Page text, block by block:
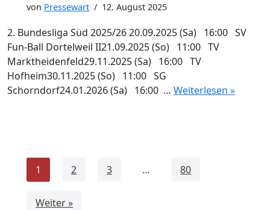
von Pressewart 12. August 2025
2. Bundesliga Süd 2025/26 20.09.2025 (Sa) 16:00 SV
Fun-Ball Dortelweil II21.09.2025 (So) 11:00 TV
Marktheidenfeld29.11.2025 (Sa) 16:00 TV
Hofheim30.11.2025 (So) 11:00 SG
Schorndorf24.01.2026 (Sa) 16:00 … Weiterlesen »
1 2 3 … 80
Weiter »